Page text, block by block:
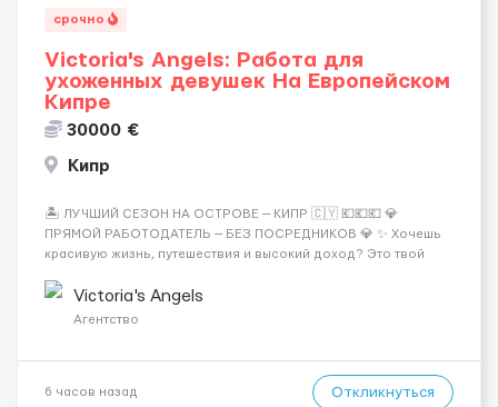
срочно
Victoria's Angels: Работа для
ухоженных девушек На Европейском
Кипре
30000 €
Кипр
🏝️ ЛУЧШИЙ СЕЗОН НА ОСТРОВЕ — КИПР 🇨🇾 💶💶💶 💎
ПРЯМОЙ РАБОТОДАТЕЛЬ — БЕЗ ПОСРЕДНИКОВ 💎 ✨ Хочешь
красивую жизнь, путешествия и высокий доход? Это твой
Опытная команда с годами практики — Стабильный поток
клиентов (без ...
Victoria's Angels
Агентство
6 часов назад Откликнуться